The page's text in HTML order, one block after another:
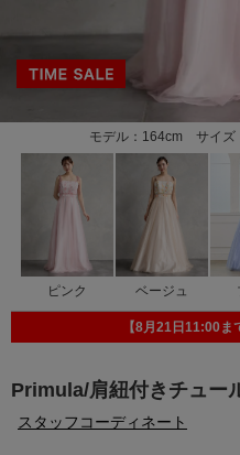
モデル：164cm サイズ
ピンク ベージュ
Primula/肩紐付きチュー
スタッフコーディネート
【8月21日11:00ま